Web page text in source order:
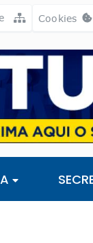
Cookies
Abrir